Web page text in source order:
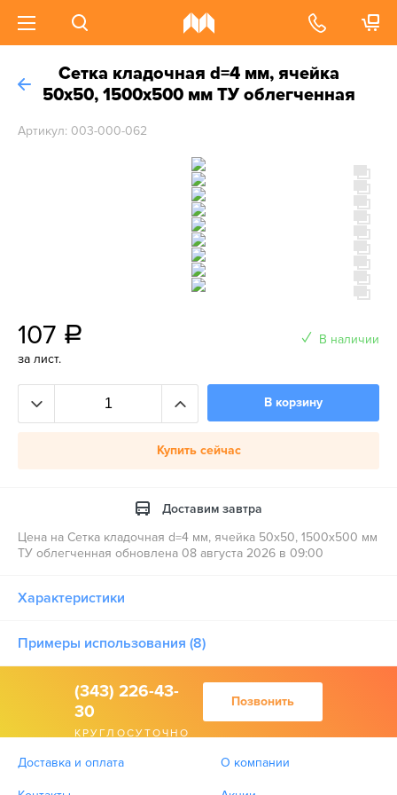
Сетка кладочная d=4 мм, ячейка
50х50, 1500х500 мм ТУ облегченная
Артикул: 003-000-062
107 a
за лист.
В наличии
В корзину
Купить сейчас
Доставим завтра
Цена на Сетка кладочная d=4 мм, ячейка 50х50, 1500х500 мм
ТУ облегченная обновлена 08 августа 2026 в 09:00
Характеристики
Примеры использования (8)
(343) 226-43-
30
КРУГЛОСУТОЧНО
Позвонить
Доставка и оплата О компании